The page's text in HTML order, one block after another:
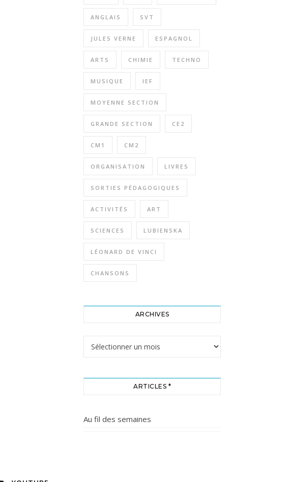
ANGLAIS SVT
JULES VERNE ESPAGNOL
ARTS CHIMIE TECHNO
MUSIQUE IEF
MOYENNE SECTION
GRANDE SECTION CE2
CM1 CM2
ORGANISATION LIVRES
SORTIES PÉDAGOGIQUES
ACTIVITÉS ART
SCIENCES LUBIENSKA
LÉONARD DE VINCI
CHANSONS
ARCHIVES
ARTICLES *
Au fil des semaines